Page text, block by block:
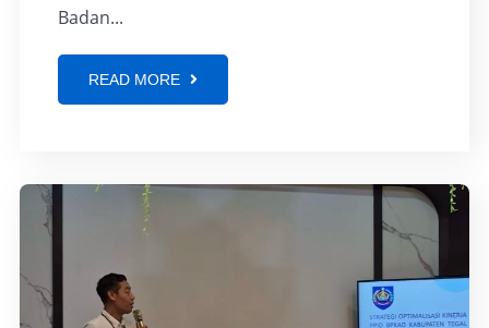
Badan...
READ MORE